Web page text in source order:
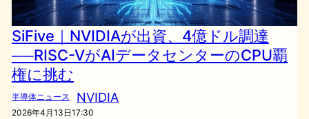
SiFive｜NVIDIAが出資、4億ドル調達
──RISC-VがAIデータセンターのCPU覇
権に挑む
半導体ニュース NVIDIA
2026年4月13日17:30